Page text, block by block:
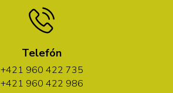
Telefón
+421 960 422 735
+421 960 422 986